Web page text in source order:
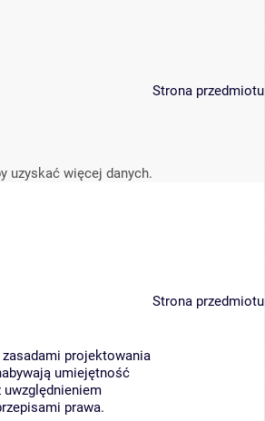
uzyskać więcej danych.
Strona przedmiotu
projektowania
umiejętność
uwzględnieniem
prawa.
Strona przedmiotu